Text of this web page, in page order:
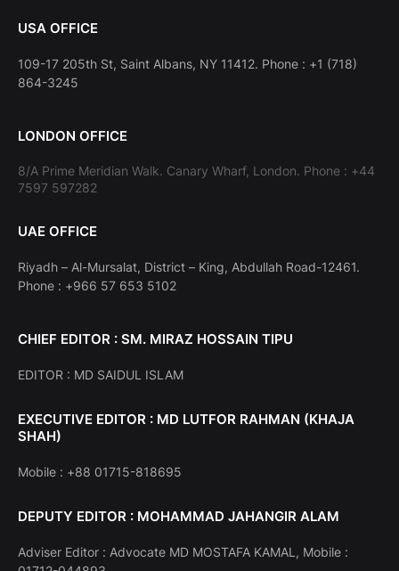
USA OFFICE
109-17 205th St, Saint Albans, NY 11412. Phone : +1 (718)
864-3245
LONDON OFFICE
8/A Prime Meridian Walk. Canary Wharf, London. Phone : +44
7597 597282
UAE OFFICE
Riyadh – Al-Mursalat, District – King, Abdullah Road-12461.
Phone : +966 57 653 5102
CHIEF EDITOR : SM. MIRAZ HOSSAIN TIPU
EDITOR : MD SAIDUL ISLAM
EXECUTIVE EDITOR : MD LUTFOR RAHMAN (KHAJA
SHAH)
Mobile : +88 01715-818695
DEPUTY EDITOR : MOHAMMAD JAHANGIR ALAM
Adviser Editor : Advocate MD MOSTAFA KAMAL, Mobile :